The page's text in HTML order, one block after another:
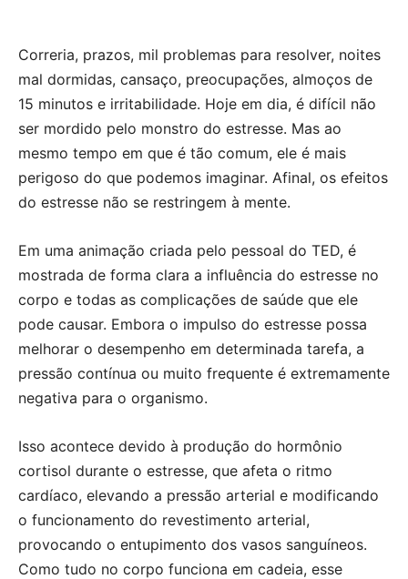
Correria, prazos, mil problemas para resolver, noites
mal dormidas, cansaço, preocupações, almoços de
15 minutos e irritabilidade. Hoje em dia, é difícil não
ser mordido pelo monstro do estresse. Mas ao
mesmo tempo em que é tão comum, ele é mais
perigoso do que podemos imaginar. Afinal, os efeitos
do estresse não se restringem à mente.
Em uma animação criada pelo pessoal do TED, é
mostrada de forma clara a influência do estresse no
corpo e todas as complicações de saúde que ele
pode causar. Embora o impulso do estresse possa
melhorar o desempenho em determinada tarefa, a
pressão contínua ou muito frequente é extremamente
negativa para o organismo.
Isso acontece devido à produção do hormônio
cortisol durante o estresse, que afeta o ritmo
cardíaco, elevando a pressão arterial e modificando
o funcionamento do revestimento arterial,
provocando o entupimento dos vasos sanguíneos.
Como tudo no corpo funciona em cadeia, esse